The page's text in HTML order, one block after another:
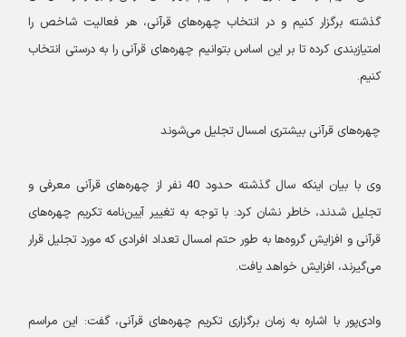
گذشته برگزار کنیم و در انتخاب چهره‌های قرآنی، هر فعالیت شاخص را
امتیازبندی کرده تا بر این اساس بتوانیم چهره‌های قرآنی را به درستی انتخاب
کنیم.
چهره‌های قرآنی بیشتری امسال تجلیل می‌شوند
وی با بیان اینکه سال گذشته حدود 40 نفر از چهره‌های قرآنی معرفی و
تجلیل شدند، خاطر نشان کرد: با توجه به تغییر آیین‌نامه تکریم چهره‌های
قرآنی و افزایش گروه‌ها به طور حتم امسال تعداد افرادی که مورد تجلیل قرار
می‌گیرند، افزایش خواهد یافت.
وادی‌پور با اشاره به زمان برگزاری تکریم چهره‌های قرآنی، گفت: این مراسم